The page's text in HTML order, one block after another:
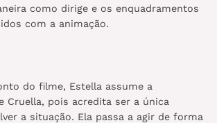
como dirige e os enquadramentos
com a animação.
do filme, Estella assume a
Cruella, pois acredita ser a única
a situação. Ela passa a agir de forma